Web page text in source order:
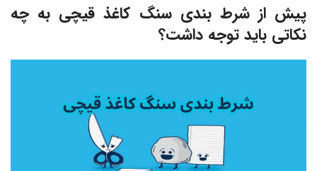
پیش از شرط بندی سنگ کاغذ قیچی به چه
نکاتی باید توجه داشت؟